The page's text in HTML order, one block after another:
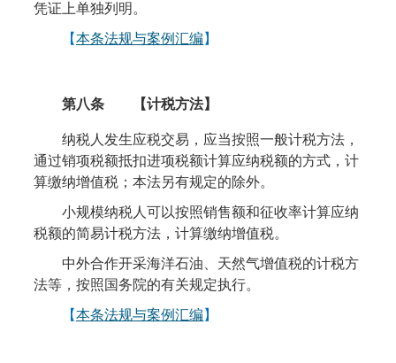
凭证上单独列明。
【本条法规与案例汇编 】
第八条 【计税方法】
纳税人发生应税交易，应当按照一般计税方法，
通过销项税额抵扣进项税额计算应纳税额的方式，计
算缴纳增值税；本法另有规定的除外。
小规模纳税人可以按照销售额和征收率计算应纳
税额的简易计税方法，计算缴纳增值税。
中外合作开采海洋石油、天然气增值税的计税方
法等，按照国务院的有关规定执行。
【本条法规与案例汇编 】